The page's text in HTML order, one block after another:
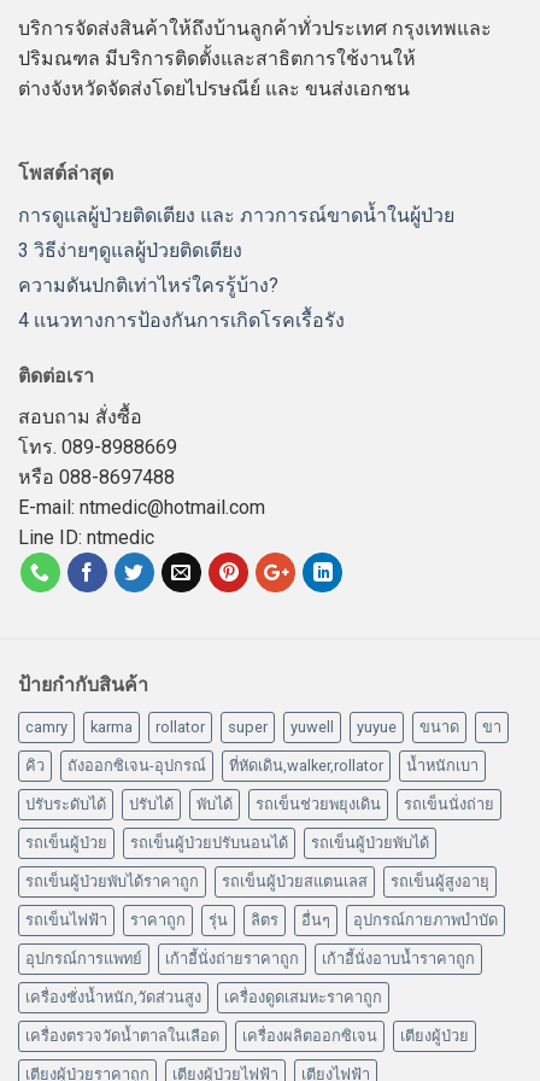
บริการจัดส่งสินค้าให้ถึงบ้านลูกค้าทั่วประเทศ กรุงเทพและ
ปริมณฑล มีบริการติดตั้งและสาธิตการใช้งานให้
ต่างจังหวัดจัดส่งโดยไปรษณีย์ และ ขนส่งเอกชน
โพสต์ล่าสุด
การดูแลผู้ป่วยติดเตียง และ ภาวการณ์ขาดน้ำในผู้ป่วย
3 วิธีง่ายๆดูแลผู้ป่วยติดเตียง
ความดันปกติเท่าไหร่ใครรู้บ้าง?
4 เเนวทางการป้องกันการเกิดโรคเรื้อรัง
ติดต่อเรา
สอบถาม สั่งซื้อ
โทร. 089-8988669
หรือ 088-8697488
E-mail: ntmedic@hotmail.com
Line ID: ntmedic
ป้ายกำกับสินค้า
camry karma rollator super yuwell yuyue ขนาด ขา
คิว ถังออกซิเจน-อุปกรณ์ ที่หัดเดิน,walker,rollator น้ำหนักเบา
ปรับระดับได้ ปรับได้ พับได้ รถเข็นช่วยพยุงเดิน รถเข็นนั่งถ่าย
รถเข็นผู้ป่วย รถเข็นผู้ป่วยปรับนอนได้ รถเข็นผู้ป่วยพับได้
รถเข็นผู้ป่วยพับได้ราคาถูก รถเข็นผู้ป่วยสแตนเลส รถเข็นผู้สูงอายุ
รถเข็นไฟฟ้า ราคาถูก รุ่น ลิตร อื่นๆ อุปกรณ์กายภาพบำบัด
อุปกรณ์การแพทย์ เก้าอี้นั่งถ่ายราคาถูก เก้าอี้นั่งอาบน้ำราคาถูก
เครื่องชั่งน้ำหนัก,วัดส่วนสูง เครื่องดูดเสมหะราคาถูก
เครื่องตรวจวัดน้ำตาลในเลือด เครื่องผลิตออกซิเจน เตียงผู้ป่วย
เตียงผู้ป่วยราคาถูก เตียงผู้ป่วยไฟฟ้า เตียงไฟฟ้า